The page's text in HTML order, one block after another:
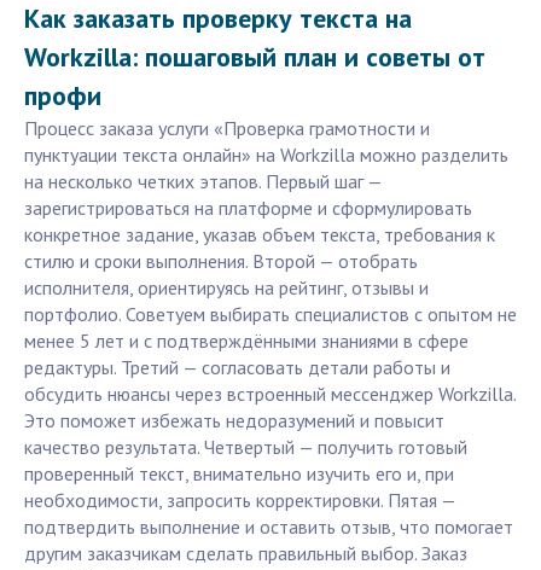
Как заказать проверку текста на
Workzilla: пошаговый план и советы от
профи
Процесс заказа услуги «Проверка грамотности и
пунктуации текста онлайн» на Workzilla можно разделить
на несколько четких этапов. Первый шаг —
зарегистрироваться на платформе и сформулировать
конкретное задание, указав объем текста, требования к
стилю и сроки выполнения. Второй — отобрать
исполнителя, ориентируясь на рейтинг, отзывы и
портфолио. Советуем выбирать специалистов с опытом не
менее 5 лет и с подтверждёнными знаниями в сфере
редактуры. Третий — согласовать детали работы и
обсудить нюансы через встроенный мессенджер Workzilla.
Это поможет избежать недоразумений и повысит
качество результата. Четвертый — получить готовый
проверенный текст, внимательно изучить его и, при
необходимости, запросить корректировки. Пятая —
подтвердить выполнение и оставить отзыв, что помогает
другим заказчикам сделать правильный выбор. Заказ